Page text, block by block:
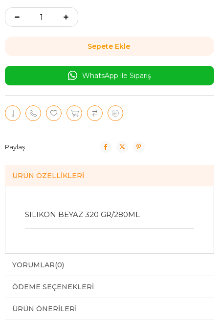
WhatsApp ile Sipariş
Paylaş
ÜRÜN ÖZELLIKLERI
SILIKON BEYAZ 320 GR/280ML
YORUMLAR(0)
ÖDEME SEÇENEKLERI
ÜRÜN ÖNERILERI